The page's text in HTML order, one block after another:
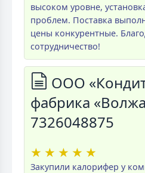
высоком уровне,
проблем. Поставка
цены конкурентные.
сотрудничество!
ООО
фабрика
7326048875
★ ★ ★ ★ ★
Закупили калорифер у